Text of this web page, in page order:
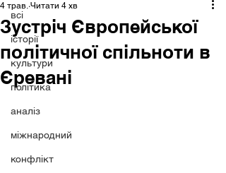
всі
історії
культури
політика
аналіз
міжнародний
конфлікт
Зустріч Європейської
політичної спільноти в
Єревані
4 трав. Читати 4 хв